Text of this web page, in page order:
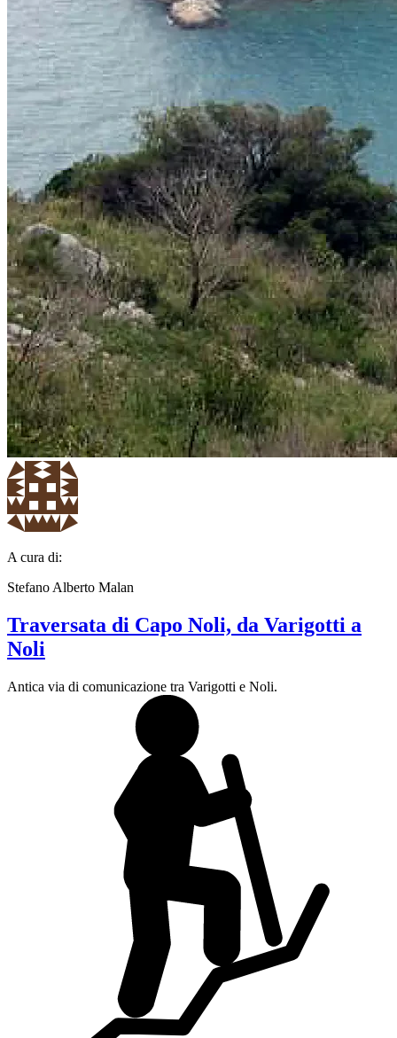
A cura di:
Stefano Alberto Malan
Traversata di Capo Noli, da Varigotti a
Noli
Antica via di comunicazione tra Varigotti e Noli.